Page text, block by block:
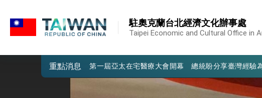
駐奧克蘭台北經濟文化辦事處
Taipei Economic and Cultural Office in
重點消息
我國政府將在美國亞利桑納州設立「駐鳳凰城辦事處
外交部發布WHA文宣影片「台灣醫療點亮世界」及
總統出訪史瓦帝尼返國談話 強調臺灣人有權利走